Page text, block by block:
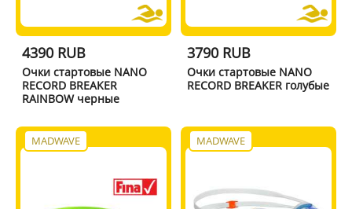
4390 RUB
Очки стартовые NANO
RECORD BREAKER
RAINBOW черные
3790 RUB
Очки стартовые NANO
RECORD BREAKER голубые
MADWAVE MADWAVE